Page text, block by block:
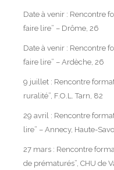
Date à venir : Rencontre
faire lire” – Drôme, 26
Date à venir : Rencontre
faire lire” – Ardèche, 26
9 juillet : Rencontre
ruralité”, F.O.L. Tarn, 82
29 avril : Rencontre
lire” – Annecy, Haute-
27 mars : Rencontre
de prématurés”, CHU de